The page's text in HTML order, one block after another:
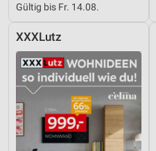
Gültig bis Fr. 14.08.
XXXLutz